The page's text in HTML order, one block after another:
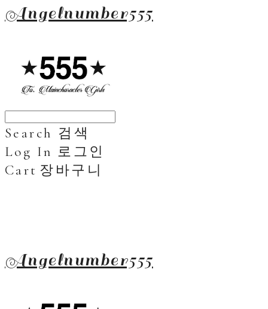
Angelnumber555
Search 검색
Log In 로그인
Cart 장바구니
Angelnumber555